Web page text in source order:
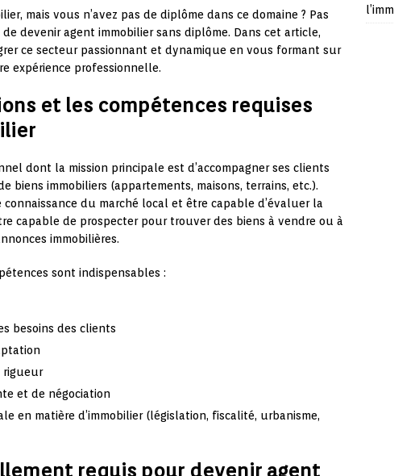
mais vous n’avez pas de diplôme dans ce domaine ? Pas
devenir agent immobilier sans diplôme. Dans cet article,
ce secteur passionnant et dynamique en vous formant sur
expérience professionnelle.
et les compétences requises
dont la mission principale est d’accompagner ses clients
biens immobiliers (appartements, maisons, terrains, etc.).
du marché local et être capable d’évaluer la
capable de prospecter pour trouver des biens à vendre ou à
immobilières.
sont indispensables :
besoins des clients
rigueur
et de négociation
en matière d’immobilier (législation, fiscalité, urbanisme,
requis pour devenir agent